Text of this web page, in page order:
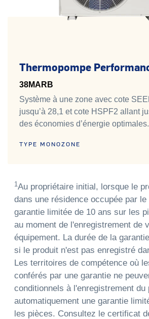
Thermopompe
38MARB
Système à une zone avec cote
jusqu’à 28,1 et cote HSPF2 allant
des économies d’énergie optimales.
TYPE MONOZONE
1Au propriétaire initial, lorsque le
dans une résidence occupée par
garantie limitée de 10 ans sur les
au moment de l'enregistrement de
équipement. La durée de la
si le produit n'est pas enregistré
Les territoires de compétence où
conférés par une garantie ne
conditionnels à l'enregistrement du
automatiquement une garantie
les pièces. Consultez le certificat